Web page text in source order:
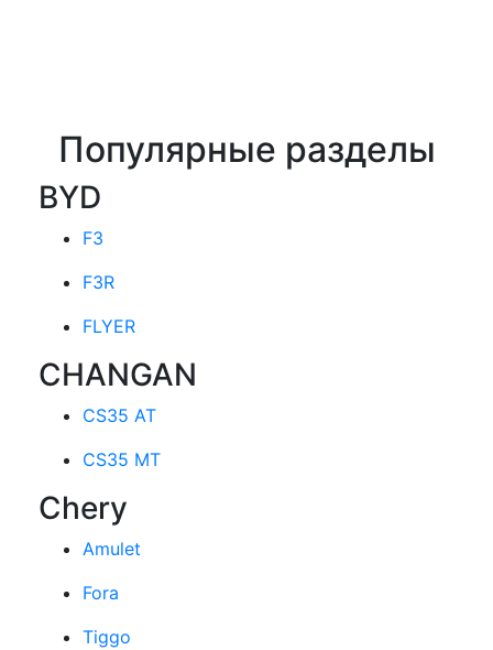
Популярные разделы
BYD
F3
F3R
FLYER
CHANGAN
CS35 AT
CS35 MT
Chery
Amulet
Fora
Tiggo